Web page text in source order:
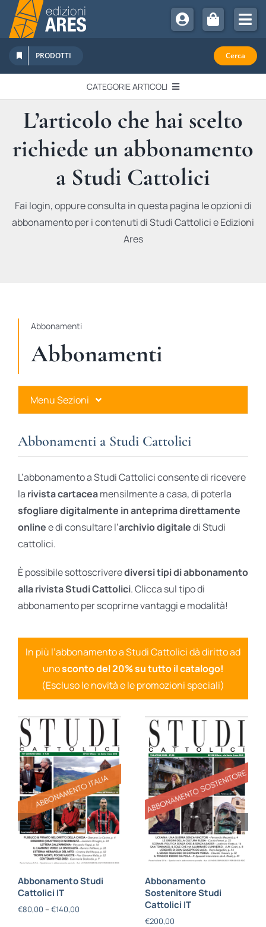
Salta
contenuto
Chi Siamo
Sostienici
Abbonamenti
Promozioni
Newsletter
PRODOTTI Cerca
CATEGORIE ARTICOLI
EDITORIALI
IN QUESTO NUMERO
RECENSIONI
L’articolo che hai scelto
richiede un abbonamento
a Studi Cattolici
Fai login, oppure consulta in questa pagina le opzioni di
abbonamento per i contenuti di Studi Cattolici e Edizioni
Ares
Abbonamenti
Abbonamenti
Menu Sezioni
Ares Gold
Ares Digital
Ares Gift Card
Abbonamenti a Studi Cattolici
L’abbonamento a Studi Cattolici consente di ricevere
la rivista cartaceamensilmente a casa, di poterla
sfogliare digitalmente in anteprima direttamente
onlinee di consultare l’archivio digitaledi Studi
cattolici.
È possibile sottoscriverediversi tipi di abbonamento
alla rivista Studi Cattolici. Clicca sul tipo di
abbonamento per scoprirne vantaggi e modalità!
In più l’abbonamento a Studi Cattolici dà diritto ad
unosconto del 20% su tutto il catalogo!
(Escluso le novità e le promozioni speciali)
Abbonamento Studi
Cattolici IT
€80,00 – €140,00
Abbonamento
Sostenitore Studi
Cattolici IT
€200,00